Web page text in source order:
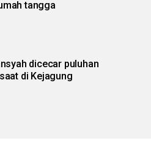
tangga
dicecar puluhan
di Kejagung